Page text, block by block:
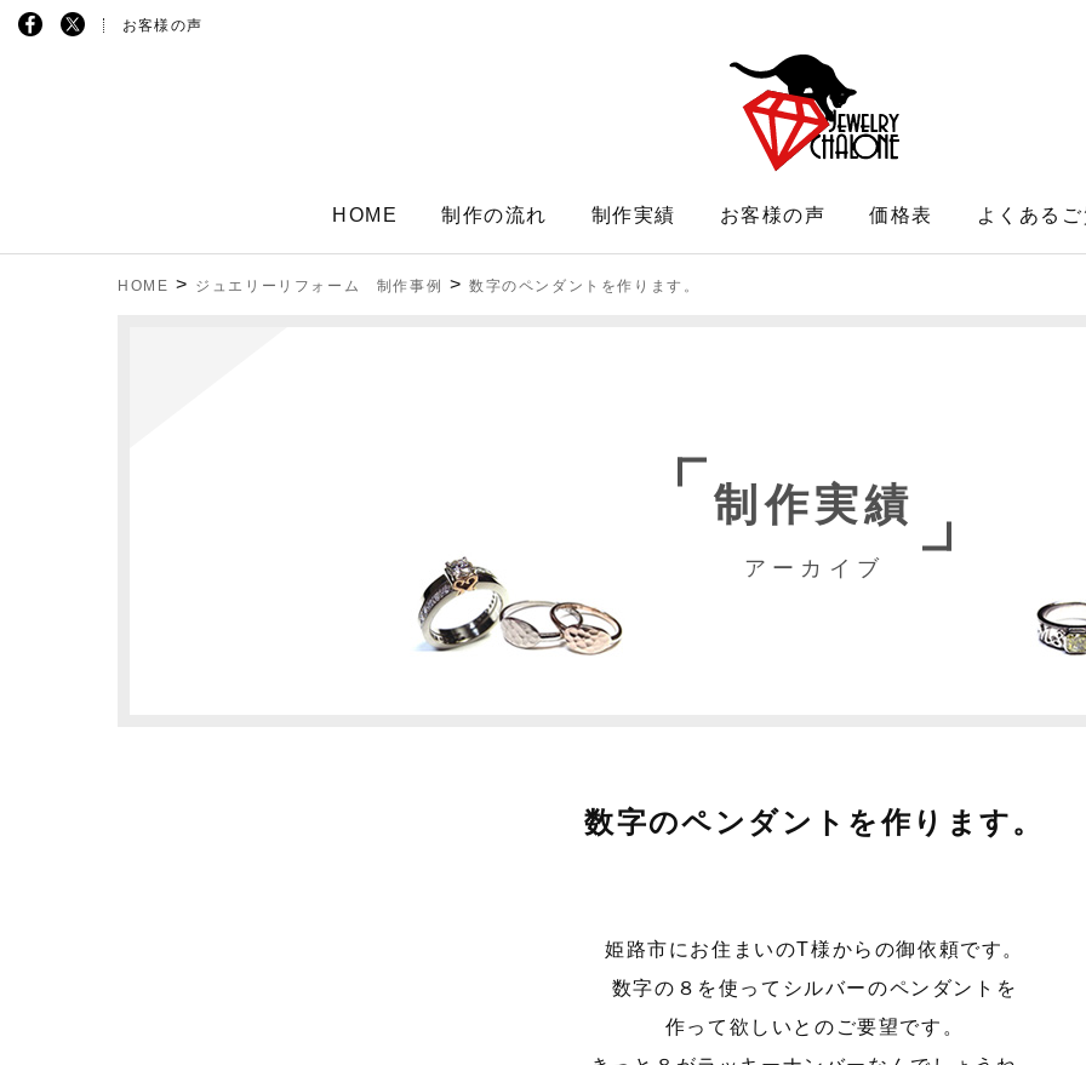
お客様の声
HOME 制作の流れ 制作実績 お客様の声 価格表 よくあるご
HOME > ジュエリーリフォーム 制作事例 >数字のペンダントを作ります。
制作実績
アーカイブ
数字のペンダントを作ります。
姫路市にお住まいのT様からの御依頼です。
数字の８を使ってシルバーのペンダントを
作って欲しいとのご要望です。